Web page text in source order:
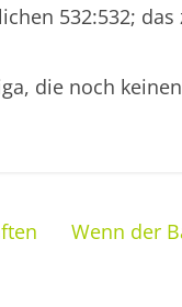
532:532;
die noch
Wenn der